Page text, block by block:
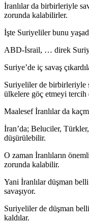
İranlılar da birbirleriyle
zorunda kalabilirler.
İşte Suriyeliler bunu
ABD-İsrail, … direk
Suriye’de iç savaş
Suriyeliler de birbirleriyle
ülkelere göç etmeyi tercih
Maalesef İranlılar da
İran’da; Beluciler,
düşürülebilir.
O zaman İranlıların
zorunda kalabilir.
Yani İranlılar düşman
savaşıyor.
Suriyeliler de düşman
kaldılar.